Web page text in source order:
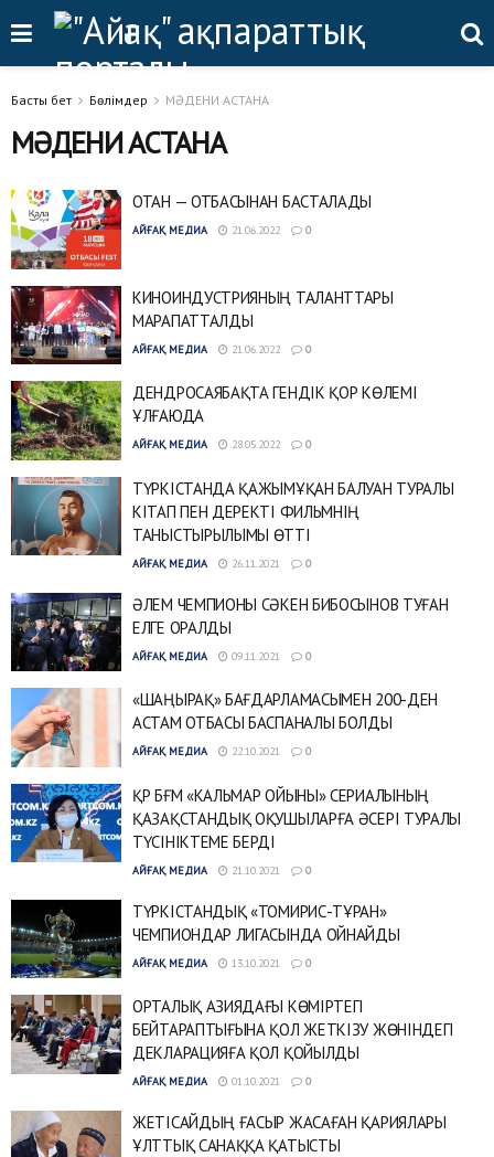
Басты бет Бөлімдер МӘДЕНИ АСТАНА
МӘДЕНИ АСТАНА
ОТАН — ОТБАСЫНАН БАСТАЛАДЫ
АЙҒАҚ МЕДИА 21.06.2022 0
КИНОИНДУСТРИЯНЫҢ ТАЛАНТТАРЫ
МАРАПАТТАЛДЫ
АЙҒАҚ МЕДИА 21.06.2022 0
ДЕНДРОСАЯБАҚТА ГЕНДІК ҚОР КӨЛЕМІ
ҰЛҒАЮДА
АЙҒАҚ МЕДИА 28.05.2022 0
ТҮРКІСТАНДА ҚАЖЫМҰҚАН БАЛУАН ТУРАЛЫ
КІТАП ПЕН ДЕРЕКТІ ФИЛЬМНІҢ
ТАНЫСТЫРЫЛЫМЫ ӨТТІ
АЙҒАҚ МЕДИА 26.11.2021 0
ӘЛЕМ ЧЕМПИОНЫ СӘКЕН БИБОСЫНОВ ТУҒАН
ЕЛГЕ ОРАЛДЫ
АЙҒАҚ МЕДИА 09.11.2021 0
«ШАҢЫРАҚ» БАҒДАРЛАМАСЫМЕН 200-ДЕН
АСТАМ ОТБАСЫ БАСПАНАЛЫ БОЛДЫ
АЙҒАҚ МЕДИА 22.10.2021 0
ҚР БҒМ «КАЛЬМАР ОЙЫНЫ» СЕРИАЛЫНЫҢ
ҚАЗАҚСТАНДЫҚ ОҚУШЫЛАРҒА ӘСЕРІ ТУРАЛЫ
ТҮСІНІКТЕМЕ БЕРДІ
АЙҒАҚ МЕДИА 21.10.2021 0
ТҮРКІСТАНДЫҚ «ТОМИРИС-ТҰРАН»
ЧЕМПИОНДАР ЛИГАСЫНДА ОЙНАЙДЫ
АЙҒАҚ МЕДИА 13.10.2021 0
ОРТАЛЫҚ АЗИЯДАҒЫ КӨМІРТЕГІ
БЕЙТАРАПТЫҒЫНА ҚОЛ ЖЕТКІЗУ ЖӨНІНДЕГІ
ДЕКЛАРАЦИЯҒА ҚОЛ ҚОЙЫЛДЫ
АЙҒАҚ МЕДИА 01.10.2021 0
ЖЕТІСАЙДЫҢ ҒАСЫР ЖАСАҒАН ҚАРИЯЛАРЫ
ҰЛТТЫҚ САНАҚҚА ҚАТЫСТЫ